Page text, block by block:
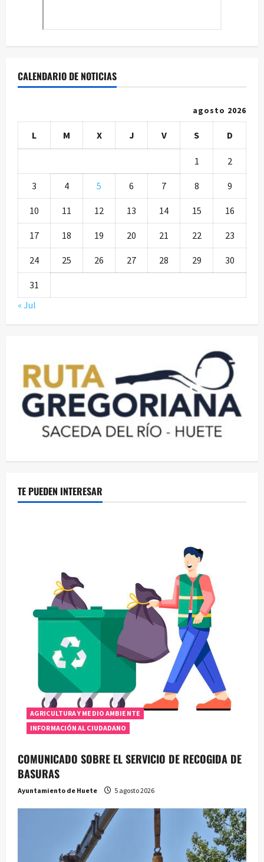
CALENDARIO DE NOTICIAS
agosto 2026
L M X J V S D
1 2
3 4 5 6 7 8 9
10 11 12 13 14 15 16
17 18 19 20 21 22 23
24 25 26 27 28 29 30
31
« Jul
TE PUEDEN INTERESAR
AGRICULTURA Y MEDIO AMBIENTE
INFORMACIÓN AL CIUDADANO
COMUNICADO SOBRE EL SERVICIO DE RECOGIDA DE
BASURAS
Ayuntamiento de Huete 5 agosto 2026